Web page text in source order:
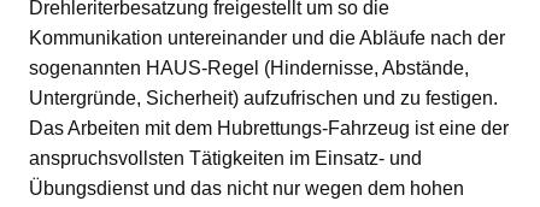
Drehleriterbesatzung freigestellt um so die
Kommunikation untereinander und die Abläufe nach der
sogenannten HAUS-Regel (Hindernisse, Abstände,
Untergründe, Sicherheit) aufzufrischen und zu festigen.
Das Arbeiten mit dem Hubrettungs-Fahrzeug ist eine der
anspruchsvollsten Tätigkeiten im Einsatz- und
Übungsdienst und das nicht nur wegen dem hohen